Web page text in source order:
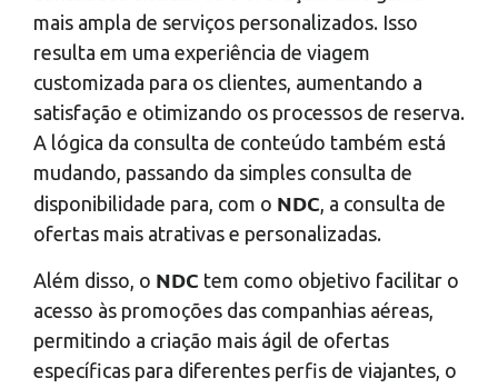
mais ampla de serviços personalizados. Isso
resulta em uma experiência de viagem
customizada para os clientes, aumentando a
satisfação e otimizando os processos de reserva.
A lógica da consulta de conteúdo também está
mudando, passando da simples consulta de
disponibilidade para, com o NDC , a consulta de
ofertas mais atrativas e personalizadas.
Além disso, o NDC tem como objetivo facilitar o
acesso às promoções das companhias aéreas,
permitindo a criação mais ágil de ofertas
específicas para diferentes perfis de viajantes, o